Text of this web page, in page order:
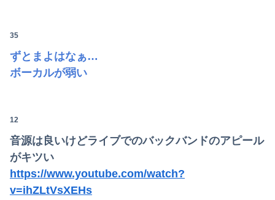
35
ずとまよはなぁ…
ボーカルが弱い
12
音源は良いけどライブでのバックバンドのアピール
がキツい
https://www.youtube.com/watch?
v=ihZLtVsXEHs